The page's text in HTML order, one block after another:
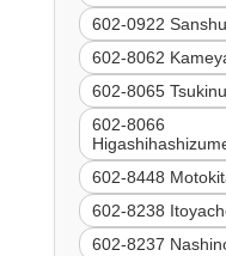
602-0922
602-8062
602-8065
602-8066
602-8448
602-8238
602-8237